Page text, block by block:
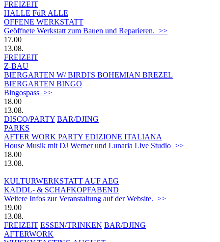
FREIZEIT
HALLE FüR ALLE
OFFENE WERKSTATT
Geöffnete Werkstatt zum Bauen und Reparieren. >>
17.00
13.08.
FREIZEIT
Z-BAU
BIERGARTEN W/ BIRDI'S BOHEMIAN BREZEL
BIERGARTEN BINGO
Bingospass >>
18.00
13.08.
DISCO/PARTY BAR/DJING
PARKS
AFTER WORK PARTY EDIZIONE ITALIANA
House Musik mit DJ Werner und Lunaria Live Studio >>
18.00
13.08.
KULTURWERKSTATT AUF AEG
KADDL- & SCHAFKOPFABEND
Weitere Infos zur Veranstaltung auf der Website. >>
19.00
13.08.
FREIZEIT ESSEN/TRINKEN BAR/DJING
AFTERWORK